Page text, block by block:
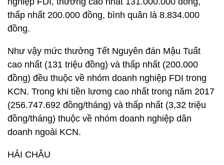
thấp nhất 200.000 đồng, bình quân là 8.834.000
đồng.
Như vậy mức thưởng Tết Nguyên đán Mậu Tuất
cao nhất (131 triệu đồng) và thấp nhất (200.000
đồng) đều thuộc về nhóm doanh nghiệp FDI trong
KCN. Trong khi tiền lương cao nhất trong năm 2017
(256.747.692 đồng/tháng) và thấp nhất (3,32 triệu
đồng/tháng) thuộc về nhóm doanh nghiệp dân
doanh ngoài KCN.
HẢI CHÂU